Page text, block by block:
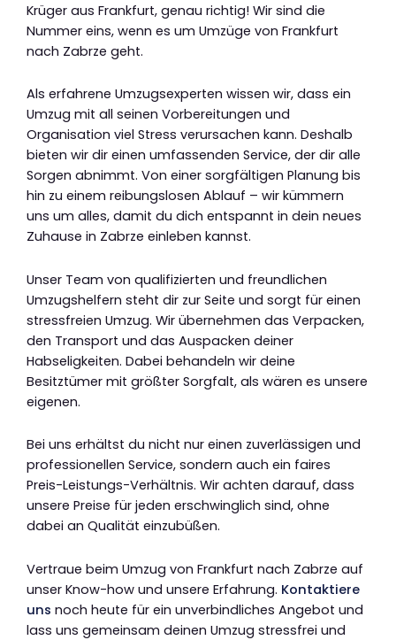
Krüger aus Frankfurt, genau richtig! Wir sind die
Nummer eins, wenn es um Umzüge von Frankfurt
nach Zabrze geht.
Als erfahrene Umzugsexperten wissen wir, dass ein
Umzug mit all seinen Vorbereitungen und
Organisation viel Stress verursachen kann. Deshalb
bieten wir dir einen umfassenden Service, der dir alle
Sorgen abnimmt. Von einer sorgfältigen Planung bis
hin zu einem reibungslosen Ablauf – wir kümmern
uns um alles, damit du dich entspannt in dein neues
Zuhause in Zabrze einleben kannst.
Unser Team von qualifizierten und freundlichen
Umzugshelfern steht dir zur Seite und sorgt für einen
stressfreien Umzug. Wir übernehmen das Verpacken,
den Transport und das Auspacken deiner
Habseligkeiten. Dabei behandeln wir deine
Besitztümer mit größter Sorgfalt, als wären es unsere
eigenen.
Bei uns erhältst du nicht nur einen zuverlässigen und
professionellen Service, sondern auch ein faires
Preis-Leistungs-Verhältnis. Wir achten darauf, dass
unsere Preise für jeden erschwinglich sind, ohne
dabei an Qualität einzubüßen.
Vertraue beim Umzug von Frankfurt nach Zabrze auf
unser Know-how und unsere Erfahrung. Kontaktiere
uns noch heute für ein unverbindliches Angebot und
lass uns gemeinsam deinen Umzug stressfrei und